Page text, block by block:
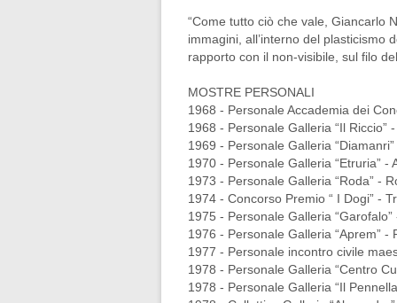
“Come tutto ciò che vale, Giancarlo
immagini, all’interno del plasticismo
rapporto con il non-visibile, sul filo
MOSTRE PERSONALI
1968 - Personale Accademia dei
1968 - Personale Galleria “Il Riccio”
1969 - Personale Galleria
1970 - Personale Galleria “Etruria” -
1973 - Personale Galleria “Roda” -
1974 - Concorso Premio “ I Dogi” -
1975 - Personale Galleria “Garofalo”
1976 - Personale Galleria “Aprem” -
1977 - Personale incontro civile
1978 - Personale Galleria “Centro
1978 - Personale Galleria “Il